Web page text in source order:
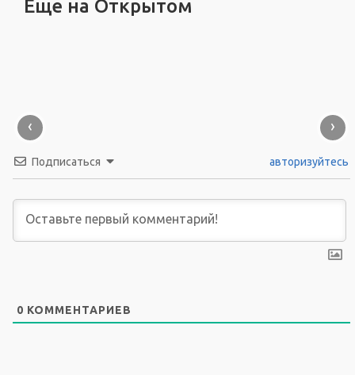
Еще на Открытом
‹ ›
Подписаться авторизуйтесь
0 КОММЕНТАРИЕВ